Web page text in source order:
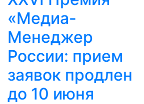
«Медиа-
Менеджер
России: прием
заявок продлен
до 10 июня